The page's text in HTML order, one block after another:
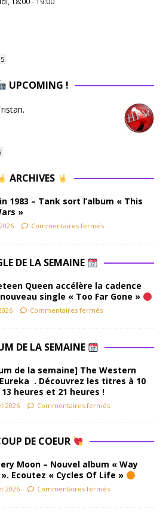
UPCOMING !
ARCHIVES
1983 – Tank sort l’album « This
»
Commentaires fermés
DE LA SEMAINE
Queen accélère la cadence
single « Too Far Gone »
Commentaires fermés
DE LA SEMAINE
de la semaine] The Western
. Découvrez les titres à 10
heures et 21 heures !
2026 Commentaires fermés
DE COEUR
Moon – Nouvel album « Way
Ecoutez « Cycles Of Life »
2026 Commentaires fermés